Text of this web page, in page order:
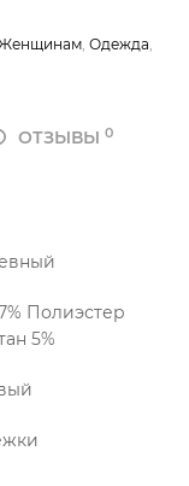
, Одежда,
ОТЗЫВЫ0
Полиэстер
5%